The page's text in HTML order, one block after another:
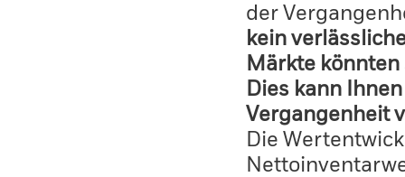
der
kein
Märkte
Dies kann
Vergangenheit
Die